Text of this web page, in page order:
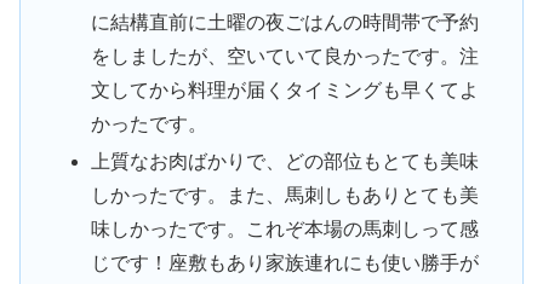
に結構直前に土曜の夜ごはんの時間帯で予約
をしましたが、空いていて良かったです。注
文してから料理が届くタイミングも早くてよ
かったです。
上質なお肉ばかりで、どの部位もとても美味
しかったです。また、馬刺しもありとても美
味しかったです。これぞ本場の馬刺しって感
じです！座敷もあり家族連れにも使い勝手が